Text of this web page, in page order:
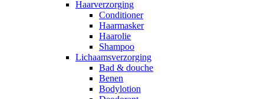
Haarverzorging
Conditioner
Haarmasker
Haarolie
Shampoo
Lichaamsverzorging
Bad & douche
Benen
Bodylotion